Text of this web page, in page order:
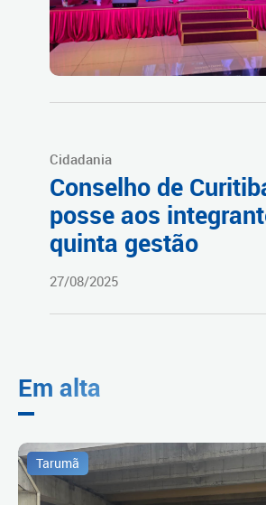
Cidadania
Conselho de
posse aos
quinta gestão
27/08/2025
Em alta
Tarumã